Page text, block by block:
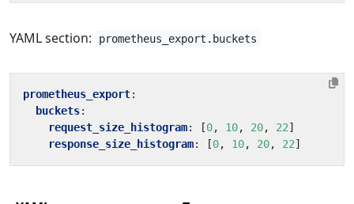
YAML section: prometheus_export.buckets
prometheus_export:
buckets:
request_size_histogram: [0, 10, 20, 22]
response_size_histogram: [0, 10, 20, 22]